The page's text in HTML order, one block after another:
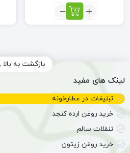
تعداد:
شیره
بازگشت به بالا
لینک های مفید
تبلیغات در عطارخونه
خرید روغن ارده کنجد
تنقلات سالم
خرید روغن زیتون